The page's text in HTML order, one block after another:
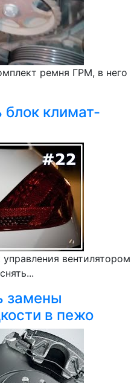
ремня ГРМ, в него
блок климат-
вентилятором
замены
в пежо